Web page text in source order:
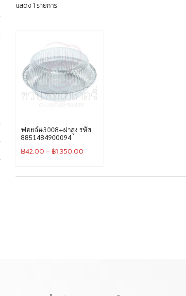
แสดง 1 รายการ
ฟอยล์#3008+ฝาสูง รหัส
8851484900094
฿42.00– ฿1,350.00